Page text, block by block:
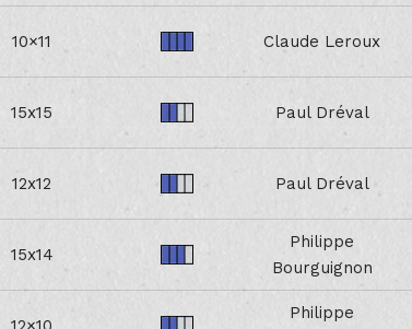
10×11 Claude Leroux
15x15 Paul Dréval
12x12 Paul Dréval
15x14
Philippe
Bourguignon
Philippe